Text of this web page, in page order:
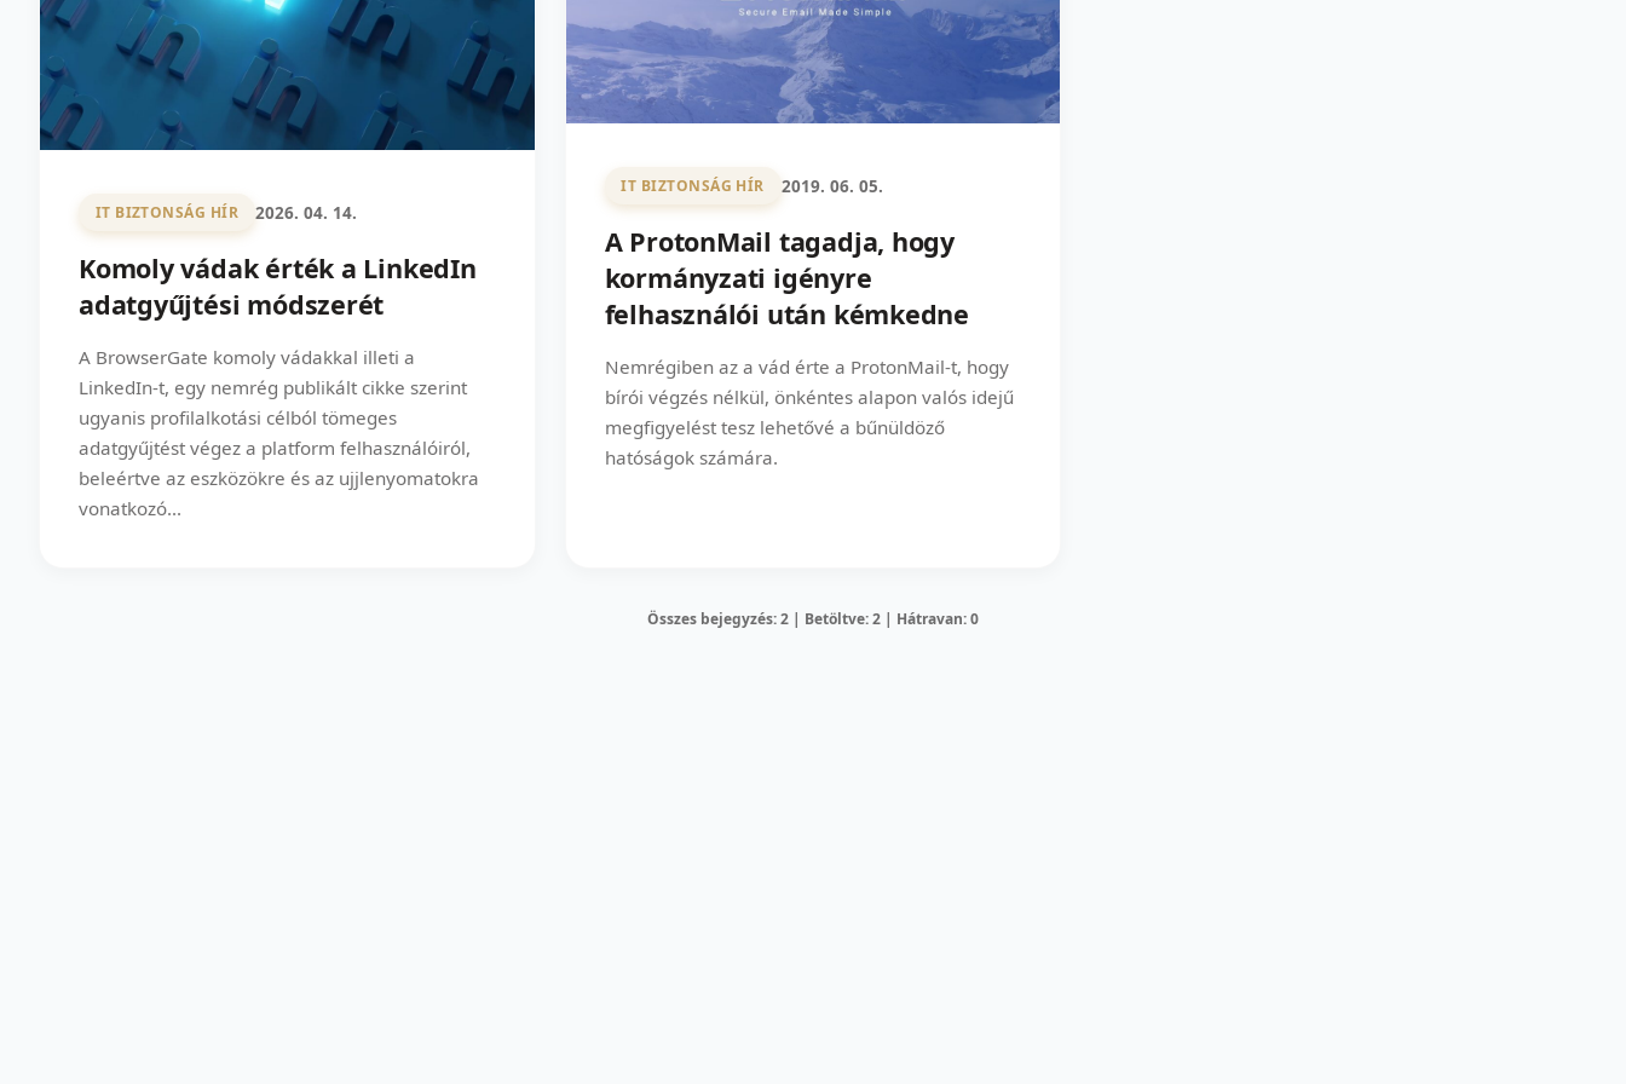
IT BIZTONSÁG HÍR 2026. 04. 14.
Komoly vádak érték a LinkedIn
adatgyűjtési módszerét
A BrowserGate komoly vádakkal illeti a
LinkedIn-t, egy nemrég publikált cikke szerint
ugyanis profilalkotási célból tömeges
adatgyűjtést végez a platform felhasználóiról,
beleértve az eszközökre és az ujjlenyomatokra
vonatkozó...
IT BIZTONSÁG HÍR 2019. 06. 05.
A ProtonMail tagadja, hogy
kormányzati igényre
felhasználói után kémkedne
Nemrégiben az a vád érte a ProtonMail-t, hogy
bírói végzés nélkül, önkéntes alapon valós idejű
megfigyelést tesz lehetővé a bűnüldöző
hatóságok számára.
Összes bejegyzés: 2 | Betöltve: 2 | Hátravan: 0